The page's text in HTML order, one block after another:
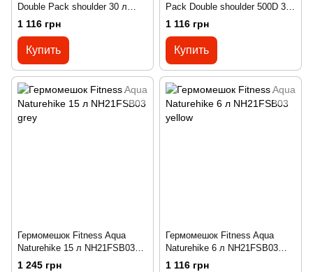
Double Pack shoulder 30 л
FS16M030-L purple
1 116 грн
Купить
Pack Double shoulder 500D 30
л FS16M030-L birght green
1 116 грн
Купить
Гермомешок Fitness Aqua
Naturehike 15 л NH21FSB03
grey
1 245 грн
Гермомешок Fitness Aqua
Naturehike 6 л NH21FSB03
yellow
1 116 грн